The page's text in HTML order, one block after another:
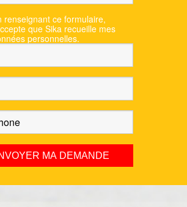
renseignant ce formulaire,
que Sika recueille mes
personnelles.